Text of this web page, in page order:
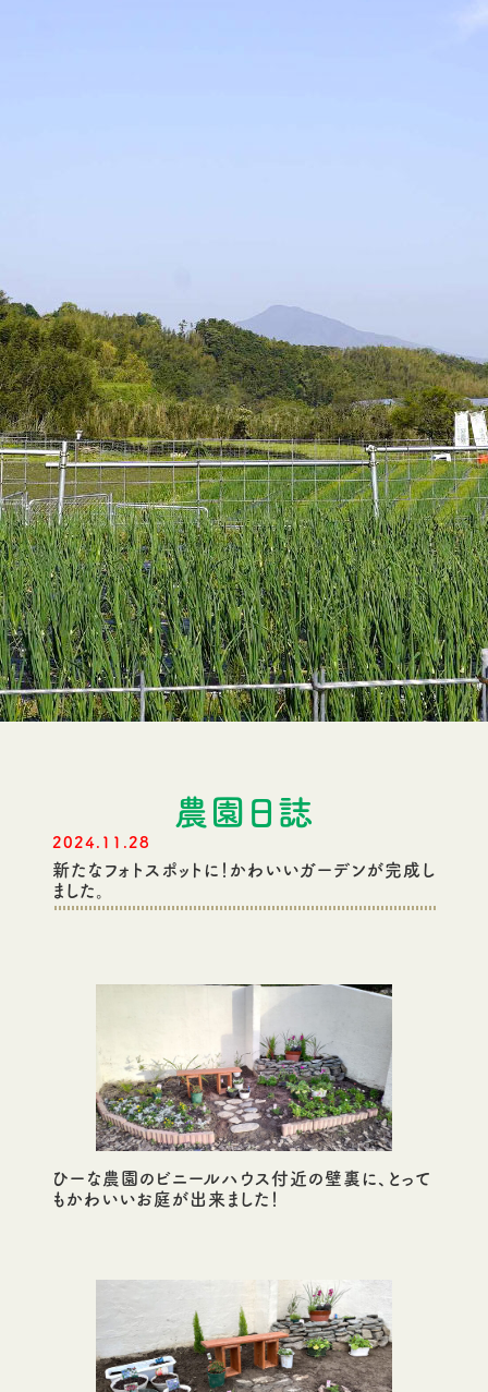
農園日誌
2024.11.28
新たなフォトスポットに！かわいいガーデンが完成し
ました。
ひーな農園のビニールハウス付近の壁裏に、とって
もかわいいお庭が出来ました！